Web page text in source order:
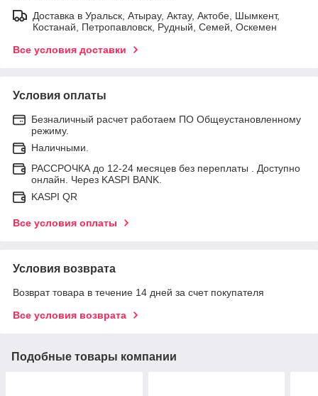
Доставка в Уральск, Атырау, Актау, Актобе, Шымкент,
Костанай, Петропавловск, Рудный, Семей, Оскемен
Все условия доставки
Условия оплаты
Безналичный расчет работаем ПО Общеустановленному
режиму.
Наличными.
РАССРОЧКА до 12-24 месяцев без переплаты . Доступно
онлайн. Через KASPI BANK.
KASPI QR
Все условия оплаты
Условия возврата
Возврат товара в течение 14 дней за счет покупателя
Все условия возврата
Подобные товары компании